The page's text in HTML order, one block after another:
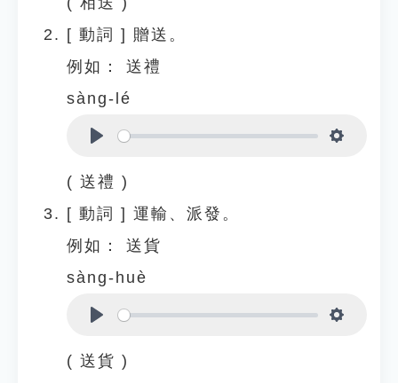
[ 動詞 ] 贈送。
例如：
送禮
sàng-lé
( 送禮 )
[ 動詞 ] 運輸、派發。
例如：
送貨
sàng-huè
( 送貨 )